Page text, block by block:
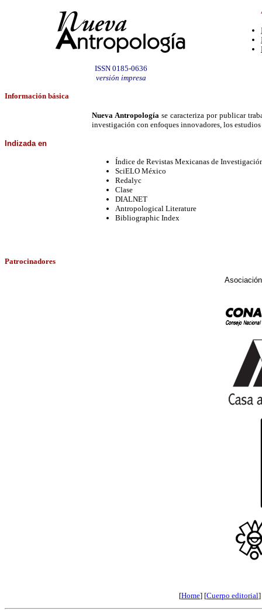
ISSN 0185-0636
versión impresa
Información básica
Nueva Antropología se caracteriza por publicar
investigación con enfoques innovadores, los
Indizada en
Índice de Revistas Mexicanas de
SciELO México
Redalyc
Clase
DIALNET
Antropological Literature
Bibliographic Index
Patrocinadores
[Home] [Cuerpo editorial]